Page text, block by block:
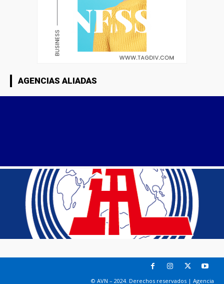
AGENCIAS ALIADAS
© AVN – 2024. Derechos reservados | Agencia